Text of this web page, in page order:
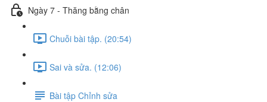
Ngày 7 - Thăng bằng chân
Chuỗi bài tập. (20:54)
Sai và sửa. (12:06)
Bài tập Chỉnh sửa